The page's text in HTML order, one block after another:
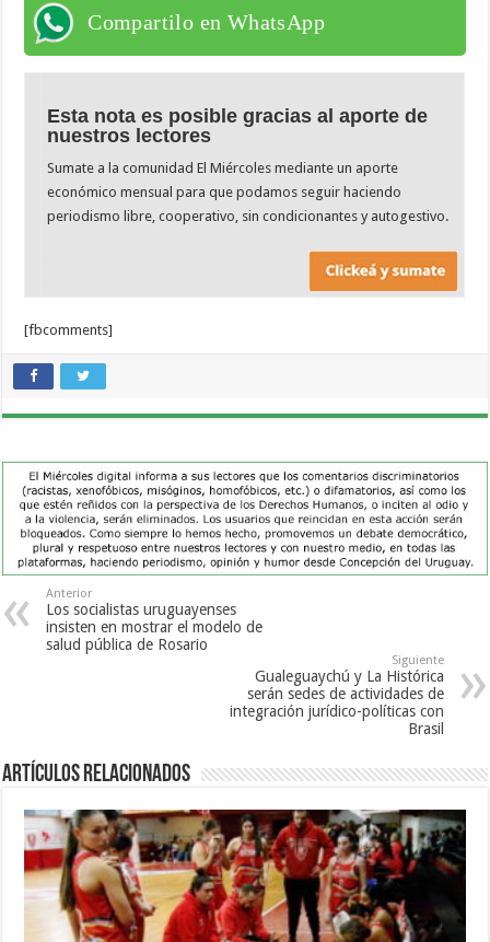
Compartilo en WhatsApp
Esta nota es posible gracias al aporte de
nuestros lectores
Sumate a la comunidad El Miércoles mediante un aporte
económico mensual para que podamos seguir haciendo
periodismo libre, cooperativo, sin condicionantes y autogestivo.
[fbcomments]
Anterior
Los socialistas uruguayenses
insisten en mostrar el modelo de
salud pública de Rosario
Siguiente
Gualeguaychú y La Histórica
serán sedes de actividades de
integración jurídico-políticas con
Brasil
Artículos Relacionados